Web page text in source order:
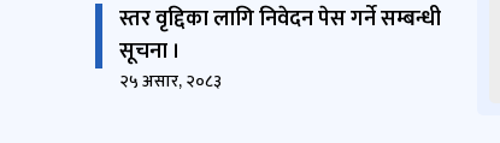
स्तर वृद्दिका लागि निवेदन पेस गर्ने सम्बन्धी
सूचना ।
२५ असार, २०८३